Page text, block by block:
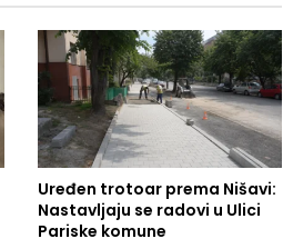
Uređen trotoar prema Nišavi:
Nastavljaju se radovi u Ulici
Pariske komune